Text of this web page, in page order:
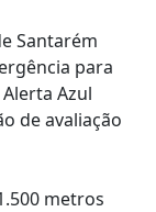
Santarém
para
Azul
de avaliação
metros